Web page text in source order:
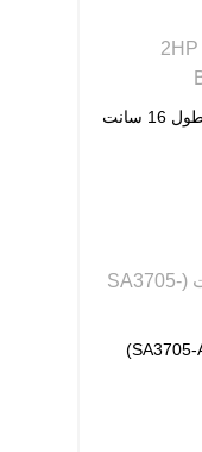
موتور تردمیل 180 ولت 2HP DC طول 16 سانت